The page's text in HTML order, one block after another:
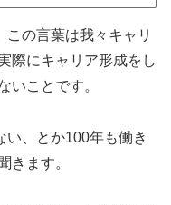
この言葉は我々キャリ
際にキャリア形成をし
いことです。
い、とか100年も働き
きます。